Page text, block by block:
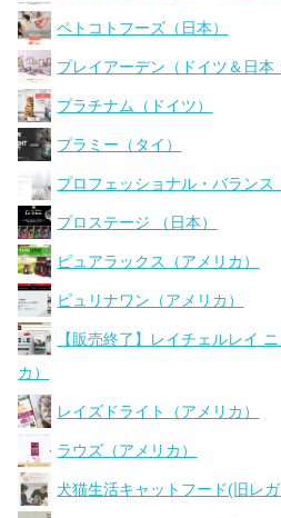
ペトコトフーズ（日本）
プレイアーデン（ドイツ＆日本
プラチナム（ドイツ）
プラミー（タイ）
プロフェッショナル・バランス
プロステージ （日本）
ピュアラックス（アメリカ）
ピュリナワン（アメリカ）
【販売終了】レイチェルレイ
カ）
レイズドライト（アメリカ）
ラウズ（アメリカ）
犬猫生活キャットフード(旧レガ